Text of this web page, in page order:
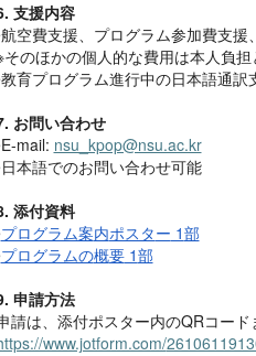
支援内容
航空費支援、プログラム参加費支援
そのほかの個人的な費用は本人負担
教育プログラム進行中の日本語通訳
お問い合わせ
mail: nsu_kpop@nsu.ac.kr
日本語でのお問い合わせ可能
添付資料
プログラム案内ポスター 1部
プログラムの概要1部
申請方法
請は、添付ポスター内のQRコード
www.jotform.com/